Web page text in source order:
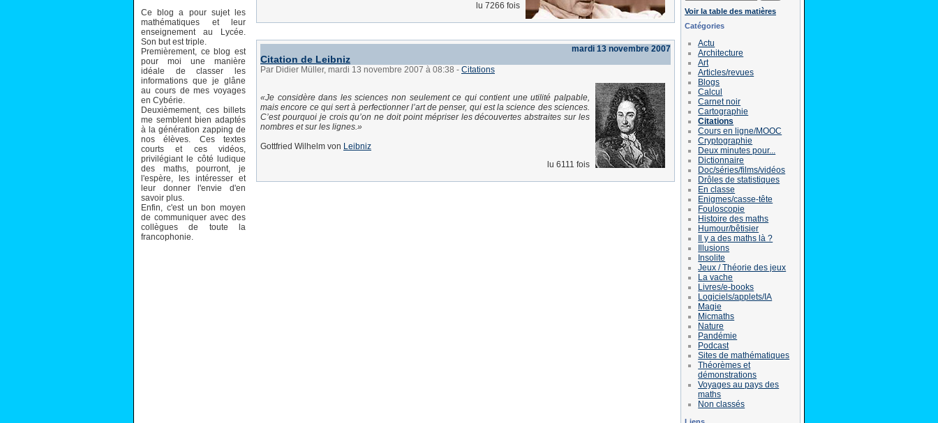
Ce blog a pour sujet les
mathématiques et leur
enseignement au Lycée.
Son but est triple.
Premièrement, ce blog est
pour moi une manière
idéale de classer les
informations que je glâne
au cours de mes voyages
en Cybérie.
Deuxièmement, ces billets
me semblent bien adaptés
à la génération zapping de
nos élèves. Ces textes
courts et ces vidéos,
privilégiant le côté ludique
des maths, pourront, je
l'espère, les intéresser et
leur donner l'envie d'en
savoir plus.
Enfin, c'est un bon moyen
de communiquer avec des
collègues de toute la
francophonie.
lu 7266 fois
mardi 13 novembre 2007
Citation de Leibniz
Par Didier Müller, mardi 13 novembre 2007 à 08:38 - Citations
Je considère dans les sciences non seulement ce qui contient une utilité palpable,
mais encore ce qui sert à perfectionner l’art de penser, qui est la science des sciences.
C’est pourquoi je crois qu’on ne doit point mépriser les découvertes abstraites sur les
nombres et sur les lignes.
Gottfried Wilhelm von Leibniz
lu 6111 fois
Voir la table des matières
Catégories
Actu
Architecture
Art
Articles/revues
Blogs
Calcul
Carnet noir
Cartographie
Citations
Cours en ligne/MOOC
Cryptographie
Deux minutes pour...
Dictionnaire
Doc/séries/films/vidéos
Drôles de statistiques
En classe
Enigmes/casse-tête
Fouloscopie
Histoire des maths
Humour/bêtisier
Il y a des maths là ?
Illusions
Insolite
Jeux / Théorie des jeux
La vache
Livres/e-books
Logiciels/applets/IA
Magie
Micmaths
Nature
Pandémie
Podcast
Sites de mathématiques
Théorèmes et
démonstrations
Voyages au pays des
maths
Non classés
Liens